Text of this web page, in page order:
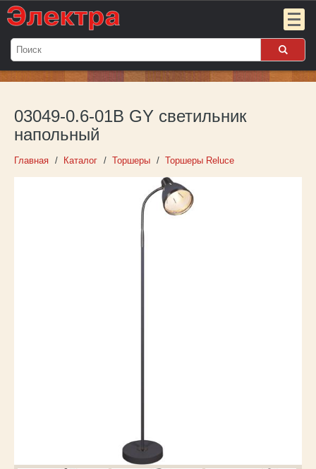
Мой
Пока
пуст
Войти
03049-0.6-01B GY светильник
напольный
Главная Каталог Торшеры Торшеры Reluce